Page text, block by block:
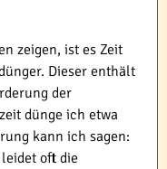
zeigen, ist es Zeit
Dieser enthält
der
dünge ich etwa
kann ich sagen:
oft die